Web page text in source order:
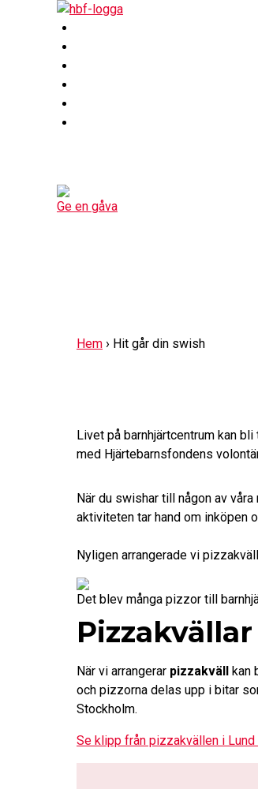
Ge en gåva
Hem › Hit går din swish
Livet på barnhjärtcentrum kan
med Hjärtebarnsfondens
När du swishar till någon av
aktiviteten tar hand om inköpen
Nyligen arrangerade vi
Det blev många pizzor till
När vi arrangerar pizzakväll kan
och pizzorna delas upp i bitar
Stockholm.
Se klipp från pizzakvällen i Lund